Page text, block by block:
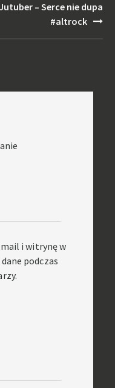
– Serce nie dupa
#altrock
i witrynę w
podczas